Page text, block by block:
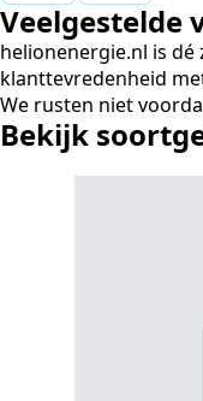
Veelgestelde
helionenergie.nl is
klanttevredenheid
We rusten niet
Bekijk